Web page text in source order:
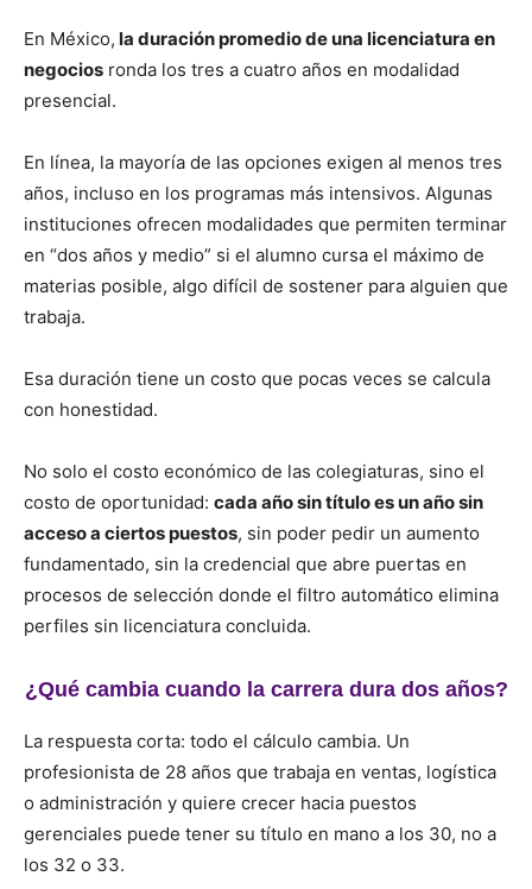
En México, la duración promedio de una licenciatura en
negocios ronda los tres a cuatro años en modalidad
presencial.
En línea, la mayoría de las opciones exigen al menos tres
años, incluso en los programas más intensivos. Algunas
instituciones ofrecen modalidades que permiten terminar
en “dos años y medio” si el alumno cursa el máximo de
materias posible, algo difícil de sostener para alguien que
trabaja.
Esa duración tiene un costo que pocas veces se calcula
con honestidad.
No solo el costo económico de las colegiaturas, sino el
costo de oportunidad: cada año sin título es un año sin
acceso a ciertos puestos, sin poder pedir un aumento
fundamentado, sin la credencial que abre puertas en
procesos de selección donde el filtro automático elimina
perfiles sin licenciatura concluida.
¿Qué cambia cuando la carrera dura dos años?
La respuesta corta: todo el cálculo cambia. Un
profesionista de 28 años que trabaja en ventas, logística
o administración y quiere crecer hacia puestos
gerenciales puede tener su título en mano a los 30, no a
los 32 o 33.